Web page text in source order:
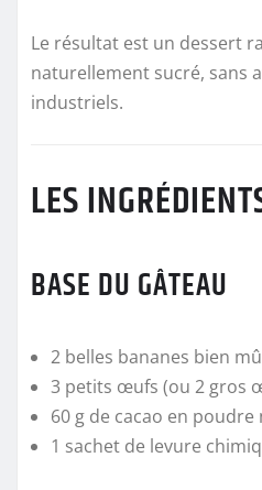
Le résultat est un dessert
naturellement sucré, sans
industriels.
LES
BASE DU GÂTEAU
2 belles bananes bien
3 petits œufs (ou 2 gros
60 g de cacao en poudre
1 sachet de levure